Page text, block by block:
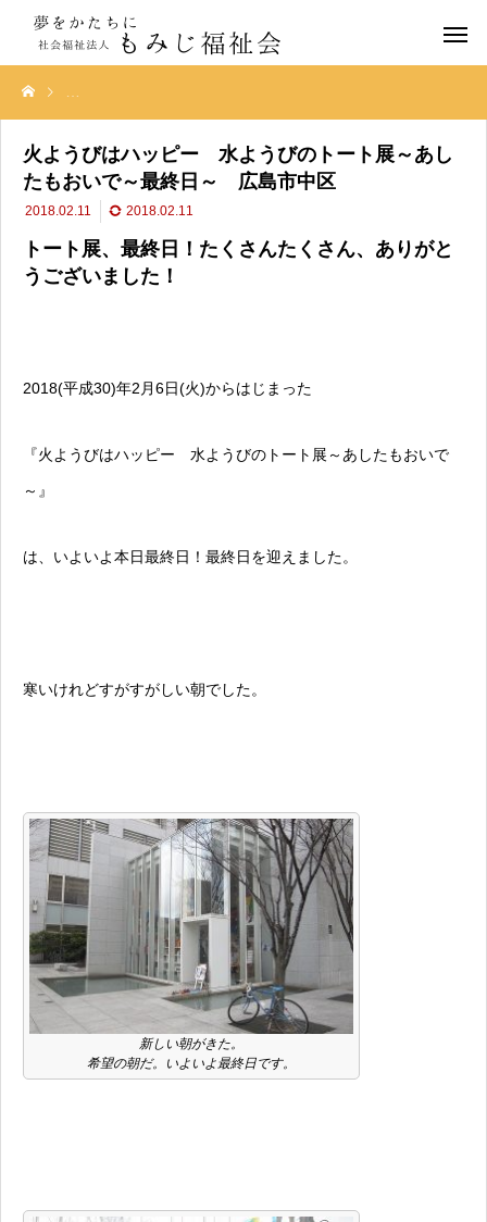
火ようびはハッピー 水ようびのトート展～あしたもおいで～最終日
火ようびはハッピー 水ようびのトート展～あし
たもおいで～最終日～ 広島市中区
2018.02.11 2018.02.11
トート展、最終日！たくさんたくさん、ありがと
うございました！
2018(平成30)年2月6日(火)からはじまった
『火ようびはハッピー 水ようびのトート展～あしたもおいで
～』
は、いよいよ本日最終日！最終日を迎えました。
寒いけれどすがすがしい朝でした。
新しい朝がきた。
希望の朝だ。いよいよ最終日です。